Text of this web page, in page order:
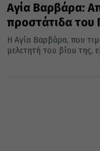
Αγία Βαρβάρα:
προστάτιδα του
H Αγία Βαρβάρα, που
μελετητή του βίου της,